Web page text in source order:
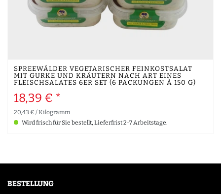
SPREEWÄLDER VEGETARISCHER FEINKOSTSALAT
MIT GURKE UND KRÄUTERN NACH ART EINES
FLEISCHSALATES 6ER SET (6 PACKUNGEN À 150 G)
18,39 € *
20,43 € / Kilogramm
Wird frisch für Sie bestellt, Lieferfrist 2-7 Arbeitstage.
BESTELLUNG